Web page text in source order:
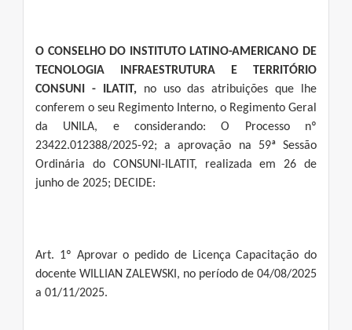
O CONSELHO DO INSTITUTO LATINO-AMERICANO DE
TECNOLOGIA INFRAESTRUTURA E TERRITÓRIO
CONSUNI - ILATIT,no uso das atribuições que lhe
conferem o seu Regimento Interno, o Regimento Geral
da UNILA, e considerando: O Processo nº
23422.012388/2025-92; a aprovação na 59ª Sessão
Ordinária do CONSUNI-ILATIT, realizada em 26 de
junho de 2025; DECIDE:
Art. 1º Aprovar o pedido de Licença Capacitação do
docente WILLIAN ZALEWSKI, no período de 04/08/2025
a 01/11/2025.